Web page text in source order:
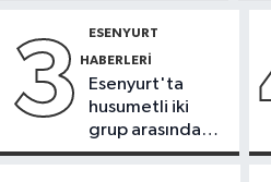
İstanbul
şahsı bu
3 ESENYURT
HABERLERI
Esenyurt'ta
husumetli iki
grup arasında
silahlı kavga